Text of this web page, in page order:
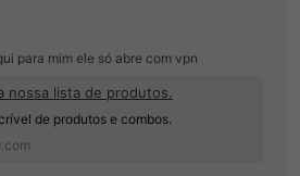
para mim ele só abre com vpn
nossa lista de produtos.
de produtos e combos.